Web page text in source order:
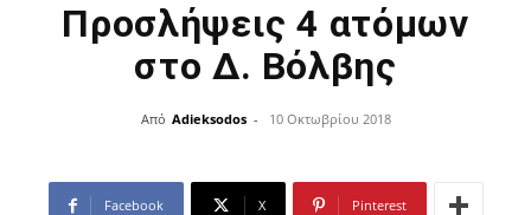
Προσλήψεις 4 ατόμων
στο Δ. Βόλβης
Από Adieksodos - 10 Οκτωβρίου 2018
Facebook X Pinterest